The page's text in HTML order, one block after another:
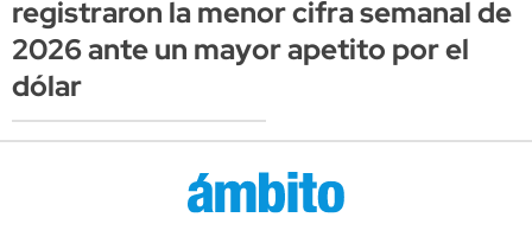
registraron la menor cifra semanal de
2026 ante un mayor apetito por el
dólar